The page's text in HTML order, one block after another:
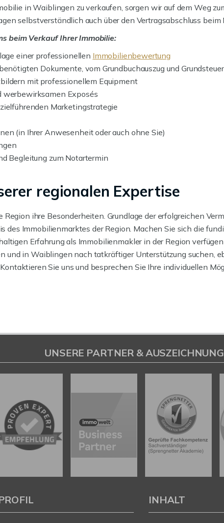
in Waiblingen zu verkaufen, sorgen wir auf dem Weg
selbstverständlich auch über den Vertragsabschluss beim
beim Verkauf Ihrer Immobilie:
einer professionellen Immobilienbewertung
Dokumente, vom Grundbuchauszug und
mit professionellem Equipment
werbewirksamen Exposés
Marketingstrategie
(in Ihrer Anwesenheit oder auch ohne Sie)
Begleitung zum Notartermin
regionalen Expertise
Region ihre Besonderheiten. Grundlage der erfolgreichen
des Immobilienmarktes der Region. Machen Sie sich die
Erfahrung als Immobilienmakler in der Region
und in Waiblingen nach tatkräftiger Unterstützung suchen,
Sie uns und besprechen Sie Ihre individuellen
UNSERE PARTNER &
INHALT